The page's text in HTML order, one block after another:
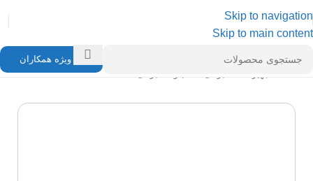
Skip to navigation
Skip to main content
ویژه همکاران